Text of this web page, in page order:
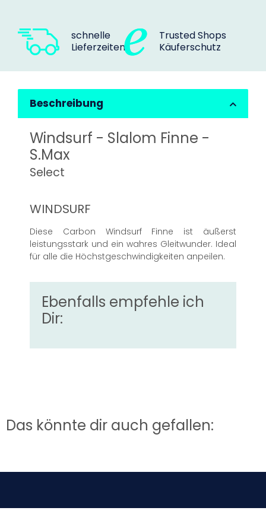
schnelle
Lieferzeiten
Trusted Shops
Käuferschutz
Beschreibung
Windsurf - Slalom Finne -
S.Max
Select
WINDSURF
Diese Carbon Windsurf Finne ist äußerst
leistungsstark und ein wahres Gleitwunder. Ideal
für alle die Höchstgeschwindigkeiten anpeilen.
Ebenfalls empfehle ich
Dir:
Das könnte dir auch gefallen: